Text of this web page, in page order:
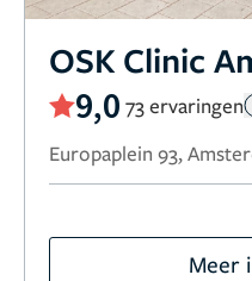
OSK Clinic
9,0 73 ervaringen
Europaplein 93,
Meer